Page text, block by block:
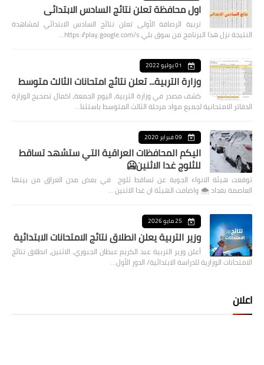
اول محافظة تعلن نتائج السادس الابتدائي
تربية الرصافة الأولى تعلن نتائج السادس الابتدائي لمشاهدة
النتيجة نزل هذا البرنامج من سوق بلي https://play.google.com/s…
01 يوليو 2022
وزارة التربية... تعلن نتائج امتحانات الثالث متوسط
كشف مصدر في وزارة التربية، اليوم الجمعة، اكمال تصحيح الوزارة
الدفاتر الامتحانية لجميع مواد مرحلة الثالث المتوسط باستثنا…
09 فبراير 2020
اليكم المحافظات العراقية التي ستشهد تساقط
للثلوج غدا الاثنين🥶
توقعت هيئة الانواء الجوية عن تساقط ثلوج في بعض مدن العراق من بينها
العاصمة بغداد ⁦🌨️⁩ واضافت الهيئة ان غدا الاثنين …
25 مايو 2026
وزير التربية يعلن انطلاق نتائج الامتحانات الابتدائية
أعلن وزير التربية عبد الكريم عبطان الجبوري، الاثنين، انطلاق نتائج
الامتحانات الوزارية للدراسة الابتدائية/ الدور الأول…
اعلان